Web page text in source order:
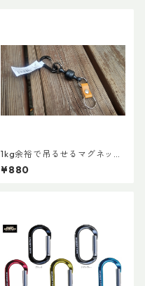
1kg余裕で吊るせるマグネット
キーホルダー
¥880